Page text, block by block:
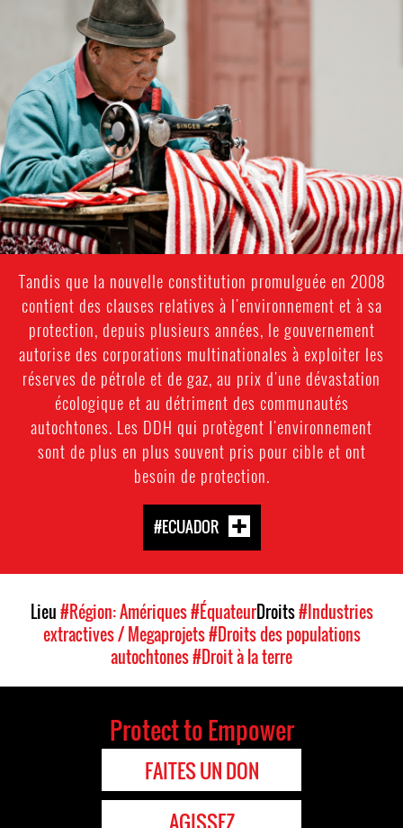
#Ecuador-
context.jpg
Tandis que la nouvelle constitution promulguée en 2008
contient des clauses relatives à l'environnement et à sa
protection, depuis plusieurs années, le gouvernement
autorise des corporations multinationales à exploiter les
réserves de pétrole et de gaz, au prix d'une dévastation
écologique et au détriment des communautés
autochtones. Les DDH qui protègent l'environnement
sont de plus en plus souvent pris pour cible et ont
besoin de protection.
#ECUADOR
Lieu#Région: Amériques#ÉquateurDroits#Industries
extractives / Megaprojets#Droits des populations
autochtones#Droit à la terre
Protect to Empower
FAITES UN DON
AGISSEZ